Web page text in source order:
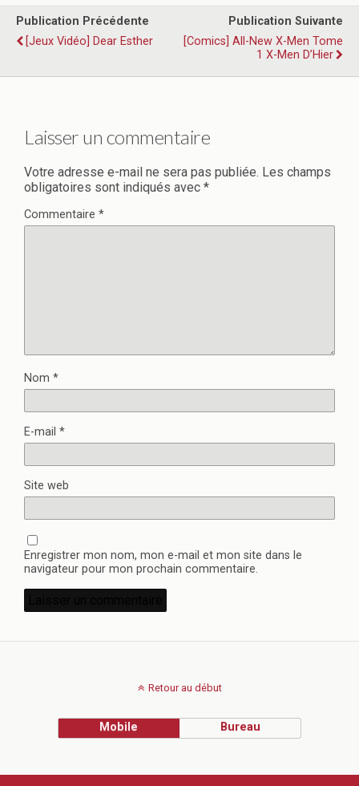
Publication Précédente
[Jeux Vidéo] Dear Esther
Publication Suivante
[Comics] All-New X-Men Tome
1 X-Men D’Hier
Laisser un commentaire
Votre adresse e-mail ne sera pas publiée. Les champs
obligatoires sont indiqués avec *
Commentaire *
Nom *
E-mail *
Site web
Enregistrer mon nom, mon e-mail et mon site dans le
navigateur pour mon prochain commentaire.
Retour au début
Mobile Bureau